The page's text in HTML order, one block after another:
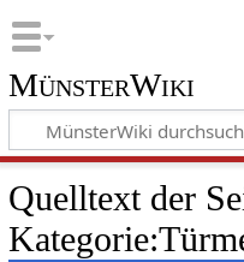
MünsterWiki
Quelltext der